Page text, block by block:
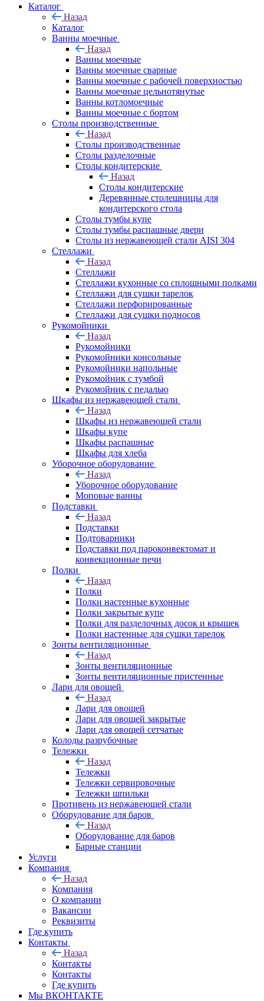
Каталог
Назад
Каталог
Ванны моечные
Назад
Ванны моечные
Ванны моечные сварные
Ванны моечные с рабочей поверхностью
Ванны моечные цельнотянутые
Ванны котломоечные
Ванны моечные с бортом
Столы производственные
Назад
Столы производственные
Столы разделочные
Столы кондитерские
Назад
Столы кондитерские
Деревянные столешницы для
кондитерского стола
Столы тумбы купе
Столы тумбы распашные двери
Столы из нержавеющей стали AISI 304
Стеллажи
Назад
Стеллажи
Стеллажи кухонные со сплошными полками
Стеллажи для сушки тарелок
Стеллажи перфорированные
Стеллажи для сушки подносов
Рукомойники
Назад
Рукомойники
Рукомойники консольные
Рукомойники напольные
Рукомойник с тумбой
Рукомойник с педалью
Шкафы из нержавеющей стали
Назад
Шкафы из нержавеющей стали
Шкафы купе
Шкафы распашные
Шкафы для хлеба
Уборочное оборудование
Назад
Уборочное оборудование
Моповые ванны
Подставки
Назад
Подставки
Подтоварники
Подставки под пароконвектомат и
конвекционные печи
Полки
Назад
Полки
Полки настенные кухонные
Полки закрытые купе
Полки для разделочных досок и крышек
Полки настенные для сушки тарелок
Зонты вентиляционные
Назад
Зонты вентиляционные
Зонты вентиляционные пристенные
Лари для овощей
Назад
Лари для овощей
Лари для овощей закрытые
Лари для овощей сетчатые
Колоды разрубочные
Тележки
Назад
Тележки
Тележки сервировочные
Тележки шпильки
Противень из нержавеющей стали
Оборудование для баров
Назад
Оборудование для баров
Барные станции
Услуги
Компания
Назад
Компания
О компании
Вакансии
Реквизиты
Где купить
Контакты
Назад
Контакты
Контакты
Где купить
Мы ВКОНТАКТЕ